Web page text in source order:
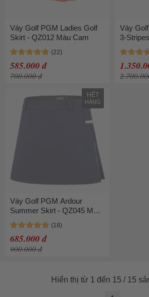
Váy Golf PGM Ladies Golf
Skirt - QZ012 Màu Cam
585.000 đ
700.000 đ
Váy
3-
Màu
HẾT
HÀNG
Váy Golf PGM Ardour
Summer Skirt - QZ045 Màu
Xanh Navy
685.000 đ
900.000 đ
Hiển thị từ 1 đến 15 / 15